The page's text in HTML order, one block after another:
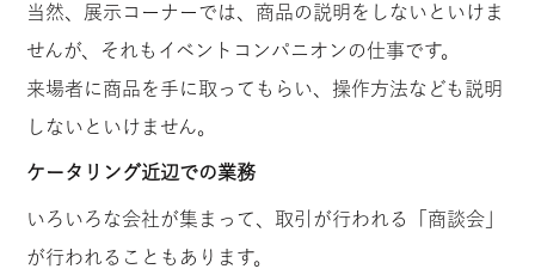
当然、展示コーナーでは、商品の説明をしないといけま
せんが、それもイベントコンパニオンの仕事です。
来場者に商品を手に取ってもらい、操作方法なども説明
しないといけません。
ケータリング近辺での業務
いろいろな会社が集まって、取引が行われる「商談会」
が行われることもあります。